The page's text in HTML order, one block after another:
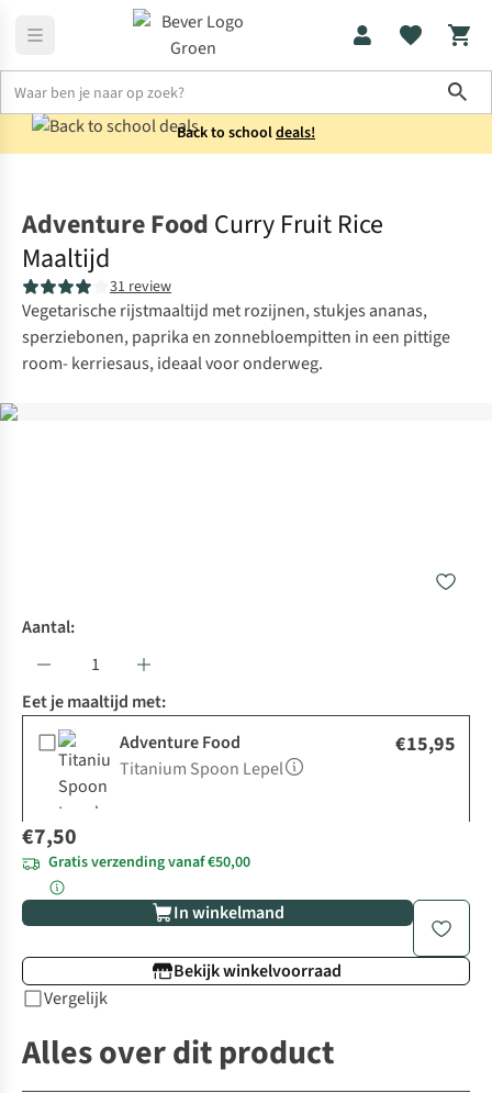
Back to schooldeals!
Adventure Food Curry Fruit Rice
Maaltijd
31 review
Vegetarische rijstmaaltijd met rozijnen, stukjes ananas,
sperziebonen, paprika en zonnebloempitten in een pittige
room- kerriesaus, ideaal voor onderweg.
Aantal:
Eet je maaltijd met:
Adventure Food
Titanium Spoon Lepel
€15,95
€7,50
Gratis verzending vanaf €50,00
In winkelmand
Bekijk winkelvoorraad
Vergelijk
Alles over dit product